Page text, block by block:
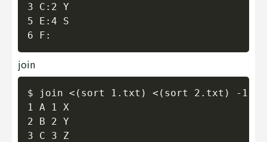
3 C:2 Y
5 E:4 S
join
$ join <(sort 1.txt) <(sort 2.txt) -1
1 A 1 X
2 B 2 Y
3 C 3 Z